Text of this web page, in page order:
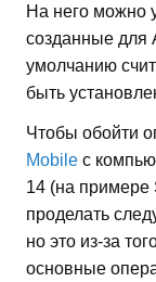
На него можно
созданные для
умолчанию
быть
Чтобы обойти
Mobile с
14 (на примере
проделать
но это из-за
основные